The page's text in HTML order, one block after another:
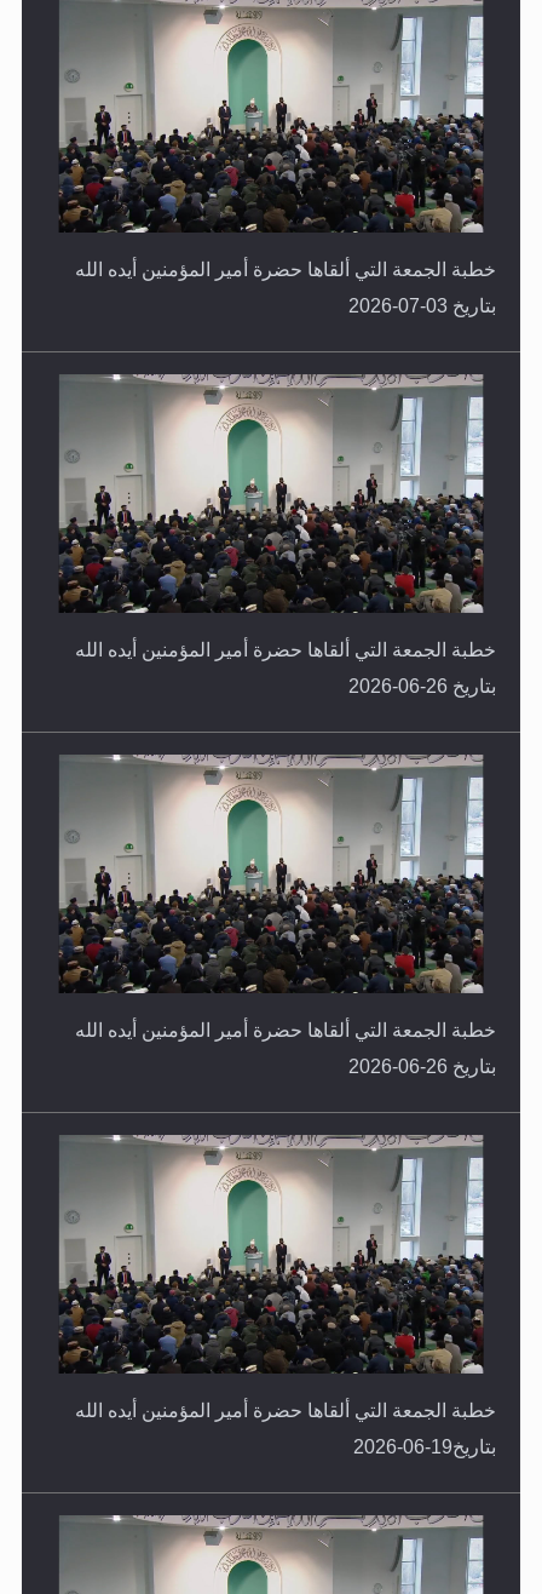
خطبة الجمعة التي ألقاها حضرة أمير المؤمنين أيده الله
بتاريخ 03-07-2026
خطبة الجمعة التي ألقاها حضرة أمير المؤمنين أيده الله
بتاريخ 26-06-2026
خطبة الجمعة التي ألقاها حضرة أمير المؤمنين أيده الله
بتاريخ 26-06-2026
خطبة الجمعة التي ألقاها حضرة أمير المؤمنين أيده الله
بتاريخ19-06-2026